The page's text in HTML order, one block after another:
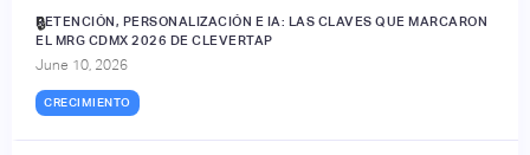
RETENCIÓN, PERSONALIZACIÓN E IA: LAS CLAVES QUE MARCARON
EL MRG CDMX 2026 DE CLEVERTAP
June 10, 2026
CRECIMIENTO
🔒